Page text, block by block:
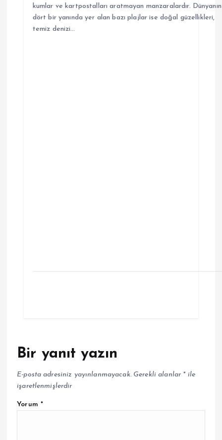
kumlar ve kartpostalları aratmayan manzaralardır. Dünyanın
dört bir yanında yer alan bazı plajlar ise doğal güzellikleri,
temiz denizi…
Bir yanıt yazın
E-posta adresiniz yayınlanmayacak. Gerekli alanlar *ile
işaretlenmişlerdir
Yorum *